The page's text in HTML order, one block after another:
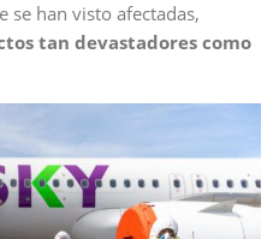
se han visto afectadas,
tan devastadores como